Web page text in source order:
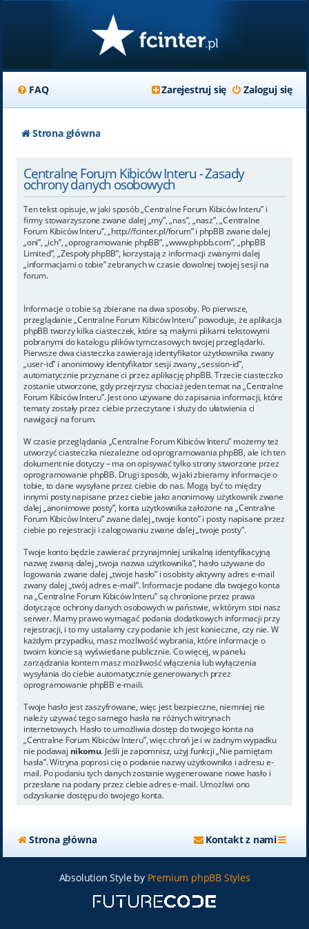
FAQ Zaloguj się
Zarejestruj się
Strona główna
Centralne Forum Kibiców Interu - Zasady
ochrony danych osobowych
Ten tekst opisuje, w jaki sposób „Centralne Forum Kibiców Interu” i
firmy stowarzyszone zwane dalej „my”, „nas”, „nasz”, „Centralne
Forum Kibiców Interu”, „http://fcinter.pl/forum” i phpBB zwane dalej
„oni”, „ich”, „oprogramowanie phpBB”, „www.phpbb.com”, „phpBB
Limited”, „Zespoły phpBB”, korzystają z informacji zwanymi dalej
„informacjami o tobie” zebranych w czasie dowolnej twojej sesji na
forum.
Informacje o tobie są zbierane na dwa sposoby. Po pierwsze,
przeglądanie „Centralne Forum Kibiców Interu” powoduje, że aplikacja
phpBB tworzy kilka ciasteczek, które są małymi plikami tekstowymi
pobranymi do katalogu plików tymczasowych twojej przeglądarki.
Pierwsze dwa ciasteczka zawierają identyfikator użytkownika zwany
„user-id” i anonimowy identyfikator sesji zwany „session-id”,
automatycznie przyznane ci przez aplikację phpBB. Trzecie ciasteczko
zostanie utworzone, gdy przejrzysz chociaż jeden temat na „Centralne
Forum Kibiców Interu”. Jest ono używane do zapisania informacji, które
tematy zostały przez ciebie przeczytane i służy do ułatwienia ci
nawigacji na forum.
W czasie przeglądania „Centralne Forum Kibiców Interu” możemy też
utworzyć ciasteczka niezależne od oprogramowania phpBB, ale ich ten
dokument nie dotyczy – ma on opisywać tylko strony stworzone przez
oprogramowanie phpBB. Drugi sposób, w jaki zbieramy informacje o
tobie, to dane wysyłane przez ciebie do nas. Mogą być to między
innymi posty napisane przez ciebie jako anonimowy użytkownik zwane
dalej „anonimowe posty”, konta użytkownika założone na „Centralne
Forum Kibiców Interu” zwane dalej „twoje konto” i posty napisane przez
ciebie po rejestracji i zalogowaniu zwane dalej „twoje posty”.
Twoje konto będzie zawierać przynajmniej unikalną identyfikacyjną
nazwę zwaną dalej „twoja nazwa użytkownika”, hasło używane do
logowania zwane dalej „twoje hasło” i osobisty aktywny adres e-mail
zwany dalej „twój adres e-mail”. Informacje podane dla twojego konta
na „Centralne Forum Kibiców Interu” są chronione przez prawa
dotyczące ochrony danych osobowych w państwie, w którym stoi nasz
serwer. Mamy prawo wymagać podania dodatkowych informacji przy
rejestracji, i to my ustalamy czy podanie ich jest konieczne, czy nie. W
każdym przypadku, masz możliwość wybrania, które informacje o
twoim koncie są wyświetlane publicznie. Co więcej, w panelu
zarządzania kontem masz możliwość włączenia lub wyłączenia
wysyłania do ciebie automatycznie generowanych przez
oprogramowanie phpBB e-maili.
Twoje hasło jest zaszyfrowane, więc jest bezpieczne, niemniej nie
należy używać tego samego hasła na różnych witrynach
internetowych. Hasło to umożliwia dostęp do twojego konta na
„Centralne Forum Kibiców Interu”, więc chroń je i w żadnym wypadku
nie podawaj nikomu. Jeśli je zapomnisz, użyj funkcji „Nie pamiętam
hasła”. Witryna poprosi cię o podanie nazwy użytkownika i adresu e-
mail. Po podaniu tych danych zostanie wygenerowane nowe hasło i
przesłane na podany przez ciebie adres e-mail. Umożliwi ono
odzyskanie dostępu do twojego konta.
Strona główna Kontakt z nami
Absolution Style by Premium phpBB Styles